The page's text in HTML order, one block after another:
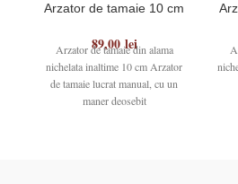
Arzator de tamaie 10 cm
89,00lei
Arzator de tamaie din alama
nichelata inaltime 10 cm Arzator
de tamaie lucrat manual, cu un
maner deosebit